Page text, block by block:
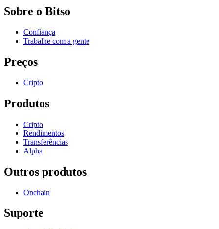
Sobre o Bitso
Confiança
Trabalhe com a gente
Preços
Cripto
Produtos
Cripto
Rendimentos
Transferências
Alpha
Outros produtos
Onchain
Suporte